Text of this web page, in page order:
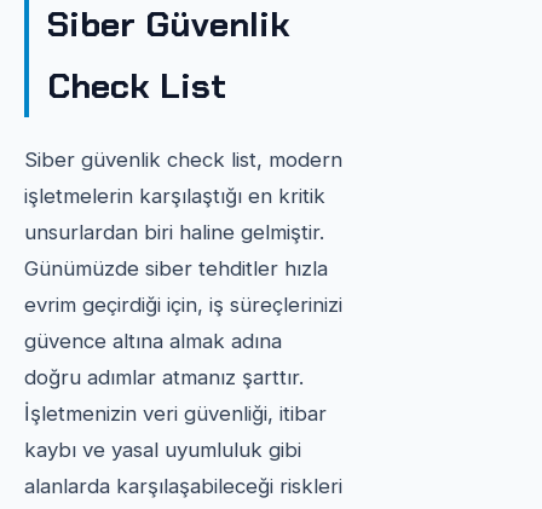
Siber Güvenlik
Check List
Siber güvenlik check list, modern
işletmelerin karşılaştığı en kritik
unsurlardan biri haline gelmiştir.
Günümüzde siber tehditler hızla
evrim geçirdiği için, iş süreçlerinizi
güvence altına almak adına
doğru adımlar atmanız şarttır.
İşletmenizin veri güvenliği, itibar
kaybı ve yasal uyumluluk gibi
alanlarda karşılaşabileceği riskleri